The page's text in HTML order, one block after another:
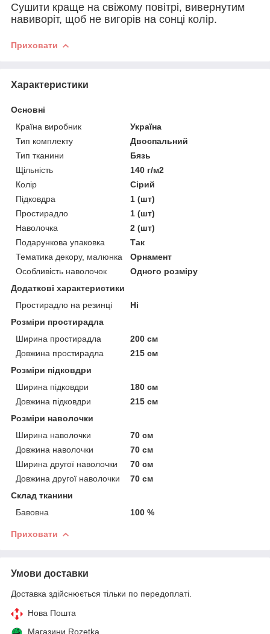
Сушити краще на свіжому повітрі, вивернутим
навиворіт, щоб не вигорів на сонці колір.
Приховати
Характеристики
Основні
Країна виробник
Україна
Тип комплекту
Двоспальний
Тип тканини
Бязь
Щільність
140 г/м2
Колір
Сірий
Підковдра
1 (шт)
Простирадло
1 (шт)
Наволочка
2 (шт)
Подарункова упаковка
Так
Тематика декору, малюнка
Орнамент
Особливість наволочок
Одного розміру
Додаткові характеристики
Простирадло на резинці
Ні
Розміри простирадла
Ширина простирадла
200 см
Довжина простирадла
215 см
Розміри підковдри
Ширина підковдри
180 см
Довжина підковдри
215 см
Розміри наволочки
Ширина наволочки
70 см
Довжина наволочки
70 см
Ширина другої наволочки
70 см
Довжина другої наволочки
70 см
Склад тканини
Бавовна
100 %
Приховати
Умови доставки
Доставка здійснюється тільки по передоплаті.
Нова Пошта
Магазини Rozetka